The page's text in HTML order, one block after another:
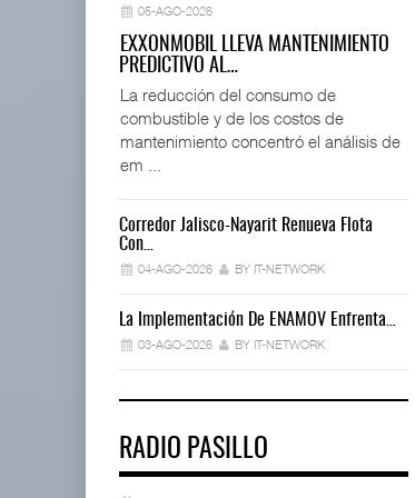
05-AGO-2026
EXXONMOBIL LLEVA MANTENIMIENTO
PREDICTIVO AL…
La reducción del consumo de
combustible y de los costos de
mantenimiento concentró el análisis de
em ...
Corredor Jalisco-Nayarit Renueva Flota
Con…
04-AGO-2026 BY IT-NETWORK
La Implementación De ENAMOV Enfrenta…
03-AGO-2026 BY IT-NETWORK
RADIO PASILLO